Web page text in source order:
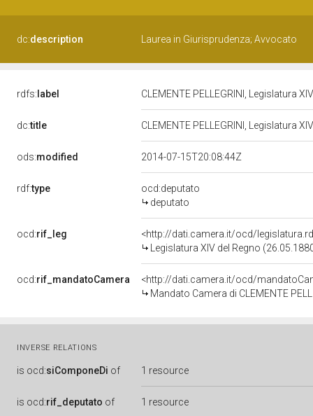
dc:description Laurea in Giurisprudenza; Avvocato
rdfs: label CLEMENTE PELLEGRINI, Legislatura
dc:title CLEMENTE PELLEGRINI, Legislatura
ods:modified 2014-07-15T20:08:44Z
rdf:type
ocd:deputato
deputato
ocd:rif_leg
<http://dati.camera.it/ocd/
Legislatura XIV del Regno
ocd:rif_mandatoCamera
<http://dati.camera.it/ocd/
Mandato Camera di CLEMENTE
INVERSE RELATIONS
is ocd:siComponeDi of 1 resource
is ocd:rif_deputato of 1 resource